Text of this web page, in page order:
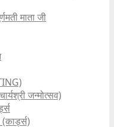
माता जी
जन्मोत्सव)